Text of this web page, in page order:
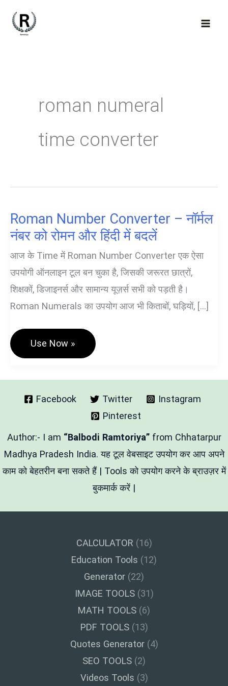
roman numeral
time converter
Roman Number Converter – नॉर्मल
नंबर को रोमन और हिंदी में बदलें
आज के Time में Roman Number Converter एक ऐसा
उपयोगी ऑनलाइन टूल बन चुका है, जिसकी जरूरत छात्रों,
शिक्षकों, डिजाइनर्स और सामान्य यूज़र्स सभी को पड़ती है।
Roman Numerals का उपयोग आज भी किताबों, घड़ियों, […]
Roman
Converter
नॉर्मल
को
रोमन
में
बदलें
Use Now »
Facebook Twitter
Instagram
Pinterest
Author:- I am “Balbodi Ramtoriya” from Chhatarpur
Madhya Pradesh India. यह टूल वेबसाइट उपयोग कर आप अपने
काम को बेहतरीन बना सकते हैं | Tools को उपयोग करने के ब्राउज़र में
बुकमार्क करें |
CALCULATOR (16)
Education Tools (12)
Generator (22)
IMAGE TOOLS(31)
MATH TOOLS (6)
PDF TOOLS(13)
Quotes Generator(4)
SEO TOOLS (2)
Videos Tools (3)